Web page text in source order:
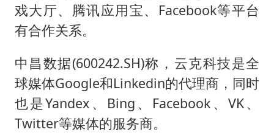
戏大厅、腾讯应用宝、Facebook等平台
有合作关系。
中昌数据(600242.SH)称，云克科技是全
球媒体Google和Linkedin的代理商，同时
也是Yandex、Bing、Facebook、VK、
Twitter等媒体的服务商。